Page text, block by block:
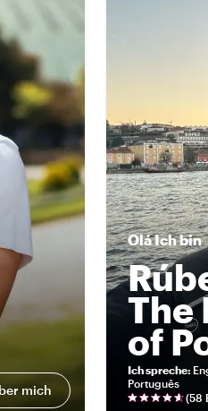
mich
OláIch bin
The
of
Ich spreche:
Português
(58